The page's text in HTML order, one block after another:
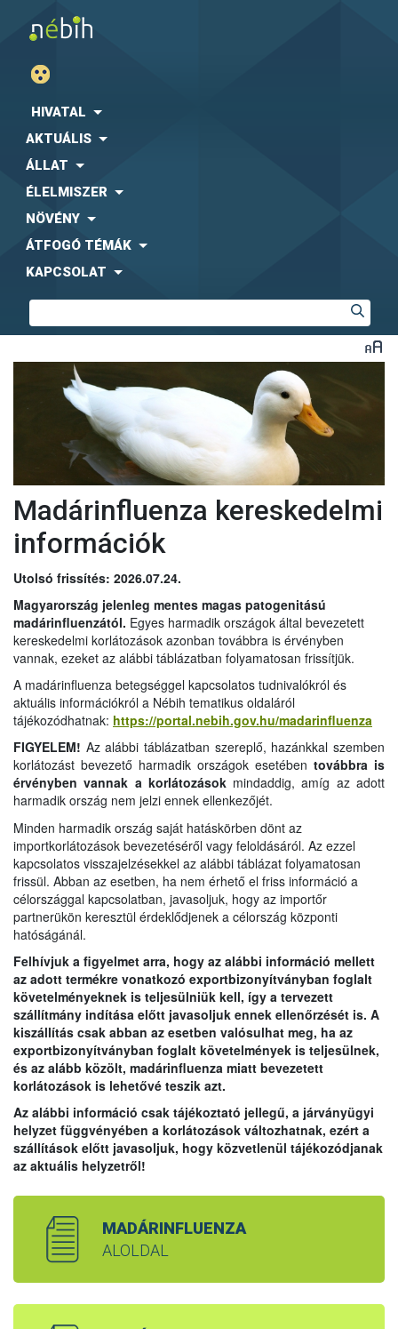
HIVATAL
AKTUÁLIS
ÁLLAT
ÉLELMISZER
NÖVÉNY
ÁTFOGÓ TÉMÁK
KAPCSOLAT
Madárinfluenza kereskedelmi
információk
Utolsó frissítés: 2026.07.24.
Magyarország jelenleg mentes magas patogenitású
madárinfluenzától. Egyes harmadik országok által bevezetett
kereskedelmi korlátozások azonban továbbra is érvényben
vannak, ezeket az alábbi táblázatban folyamatosan frissítjük.
A madárinfluenza betegséggel kapcsolatos tudnivalókról és
aktuális információkról a Nébih tematikus oldaláról
tájékozódhatnak: https://portal.nebih.gov.hu/madarinfluenza
FIGYELEM! Az alábbi táblázatban szereplő, hazánkkal szemben
korlátozást bevezető harmadik országok esetében továbbra is
érvényben vannak a korlátozásokmindaddig, amíg az adott
harmadik ország nem jelzi ennek ellenkezőjét.
Minden harmadik ország saját hatáskörben dönt az
importkorlátozások bevezetéséről vagy feloldásáról. Az ezzel
kapcsolatos visszajelzésekkel az alábbi táblázat folyamatosan
frissül. Abban az esetben, ha nem érhető el friss információ a
célországgal kapcsolatban, javasoljuk, hogy az importőr
partnerükön keresztül érdeklődjenek a célország központi
hatóságánál.
Felhívjuk a figyelmet arra, hogy az alábbi információ mellett
az adott termékre vonatkozó exportbizonyítványban foglalt
követelményeknek is teljesülniük kell, így a tervezett
szállítmány indítása előtt javasoljuk ennek ellenőrzését is. A
kiszállítás csak abban az esetben valósulhat meg, ha az
exportbizonyítványban foglalt követelmények is teljesülnek,
és az alább közölt, madárinfluenza miatt bevezetett
korlátozások is lehetővé teszik azt.
Az alábbi információ csak tájékoztató jellegű, a járványügyi
helyzet függvényében a korlátozások változhatnak, ezért a
szállítások előtt javasoljuk, hogy közvetlenül tájékozódjanak
az aktuális helyzetről!
MADÁRINFLUENZA
ALOLDAL